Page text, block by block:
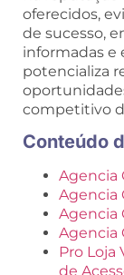
oferecidos,
de sucesso,
informadas e
potencializa
competitivo
Conteúdo
Agencia
Agencia
Agencia
Agencia
Pro Loja
de